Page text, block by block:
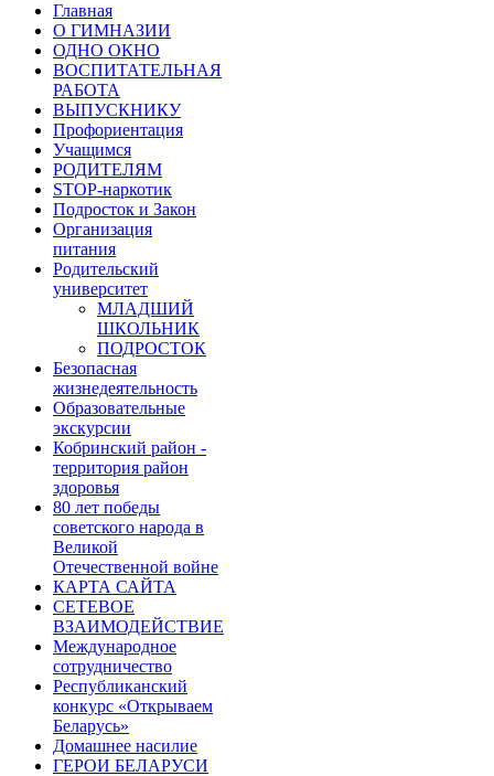
Главная
О ГИМНАЗИИ
ОДНО ОКНО
ВОСПИТАТЕЛЬНАЯ
РАБОТА
ВЫПУСКНИКУ
Профориентация
Учащимся
РОДИТЕЛЯМ
STOP-наркотик
Подросток и Закон
Организация
питания
Родительский
университет
МЛАДШИЙ
ШКОЛЬНИК
ПОДРОСТОК
Безопасная
жизнедеятельность
Образовательные
экскурсии
Кобринский район -
территория район
здоровья
80 лет победы
советского народа в
Великой
Отечественной войне
КАРТА САЙТА
СЕТЕВОЕ
ВЗАИМОДЕЙСТВИЕ
Международное
сотрудничество
Республиканский
конкурс «Открываем
Беларусь»
Домашнее насилие
ГЕРОИ БЕЛАРУСИ